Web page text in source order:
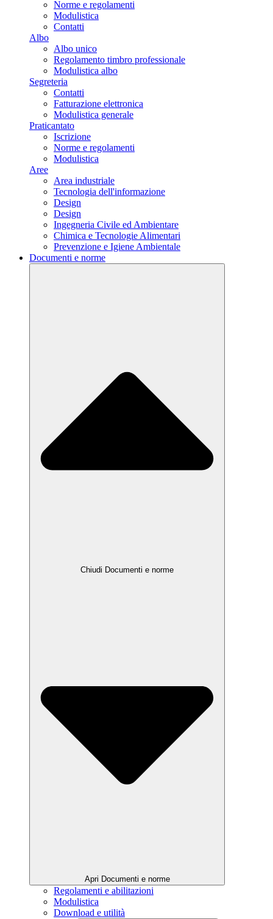
Norme e regolamenti
Modulistica
Contatti
Albo
Albo unico
Regolamento timbro professionale
Modulistica albo
Segreteria
Contatti
Fatturazione elettronica
Modulistica generale
Praticantato
Iscrizione
Norme e regolamenti
Modulistica
Aree
Area industriale
Tecnologia dell'informazione
Design
Design
Ingegneria Civile ed Ambientare
Chimica e Tecnologie Alimentari
Prevenzione e Igiene Ambientale
Documenti e norme
Chiudi Documenti e norme
Apri Documenti e norme
Regolamenti e abilitazioni
Modulistica
Download e utilità